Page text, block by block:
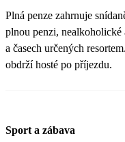
Plná penze zahrnuje
plnou penzi, nealkoholické
a časech určených
obdrží hosté po příjezdu.
Sport a zábava